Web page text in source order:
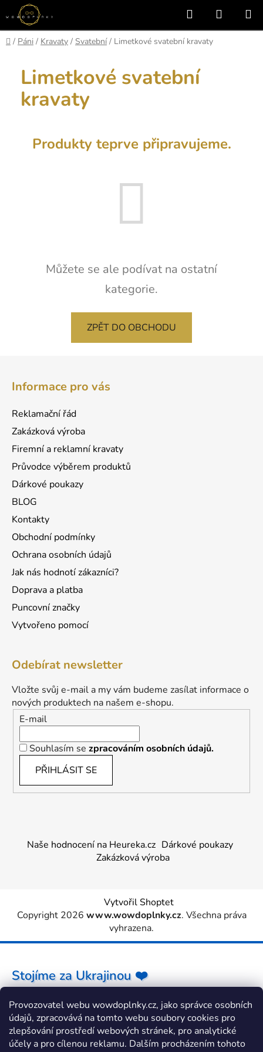
Provozovatel webu wowdoplnky.cz, jako správce osobních
údajů, zpracovává na tomto webu soubory cookies pro
zlepšování prostředí webových stránek, pro analytické
účely a pro cílenou reklamu. Dalším procházením tohoto
Přejít
na
obsah
Hledat
KOŠÍK
Domů
/ Páni / Kravaty / Svatební / Limetkové svatební kravaty
Limetkové svatební
kravaty
Produkty teprve připravujeme.
Můžete se ale podívat na ostatní
kategorie.
ZPĚT DO OBCHODU
Informace pro vás
Reklamační řád
Zakázková výroba
Firemní a reklamní kravaty
Průvodce výběrem produktů
Dárkové poukazy
BLOG
Kontakty
Obchodní podmínky
Ochrana osobních údajů
Jak nás hodnotí zákazníci?
Doprava a platba
Puncovní značky
Vytvořeno pomocí
Odebírat newsletter
Vložte svůj e-mail a my vám budeme zasílat informace o
nových produktech na našem e-shopu.
E-mail
Souhlasím se zpracováním osobních údajů.
PŘIHLÁSIT SE
Naše hodnocení na Heureka.cz Dárkové poukazy
Zakázková výroba
Vytvořil Shoptet
Copyright 2026 www.wowdoplnky.cz. Všechna práva
vyhrazena.
Stojíme za Ukrajinou ❤️
Jak a čím pomoci »